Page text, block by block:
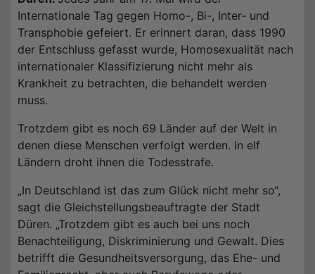
Internationale Tag gegen Homo-, Bi-, Inter- und
Transphobie gefeiert. Er erinnert daran, dass 1990
der Entschluss gefasst wurde, Homosexualität nach
internationaler Klassifizierung nicht mehr als
Krankheit zu betrachten, die behandelt werden
muss.
Trotzdem gibt es noch 69 Länder auf der Welt in
denen diese Menschen verfolgt werden. In elf
Ländern droht ihnen die Todesstrafe.
„In Deutschland ist das zum Glück nicht mehr so“,
sagt die Gleichstellungsbeauftragte der Stadt
Düren. „Trotzdem gibt es auch bei uns noch
Benachteiligung, Diskriminierung und Gewalt. Dies
betrifft die Gesundheitsversorgung, das Ehe- und